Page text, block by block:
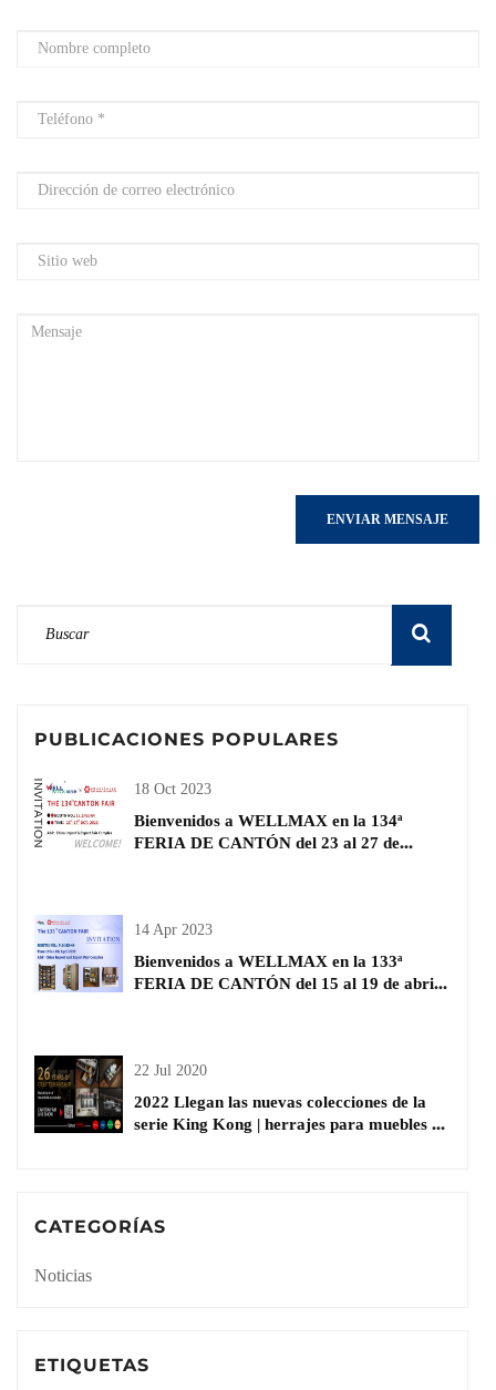
ENVIAR MENSAJE
PUBLICACIONES POPULARES
18 Oct 2023
Bienvenidos a WELLMAX en la 134ª
FERIA DE CANTÓN del 23 al 27 de
14 Apr 2023
Bienvenidos a WELLMAX en la 133ª
FERIA DE CANTÓN del 15 al 19 de abril |
22 Jul 2020
2022 Llegan las nuevas colecciones de la
serie King Kong | herrajes para muebles de
CATEGORÍAS
Noticias
ETIQUETAS